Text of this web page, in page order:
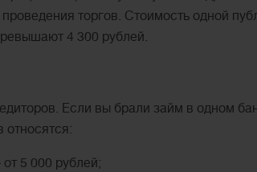
торгов. Стоимость одной
4 300 рублей.
Если вы брали займ в одном
относятся:
5 000 рублей;